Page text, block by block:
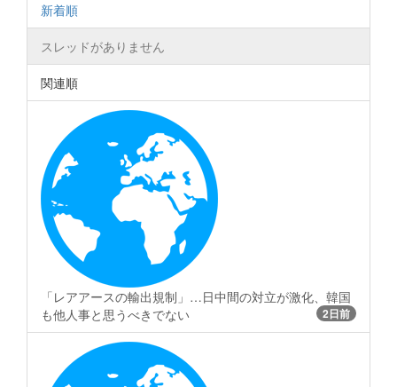
新着順
スレッドがありません
関連順
「レアアースの輸出規制」…日中間の対立が激化、韓国
も他人事と思うべきでない
2日前